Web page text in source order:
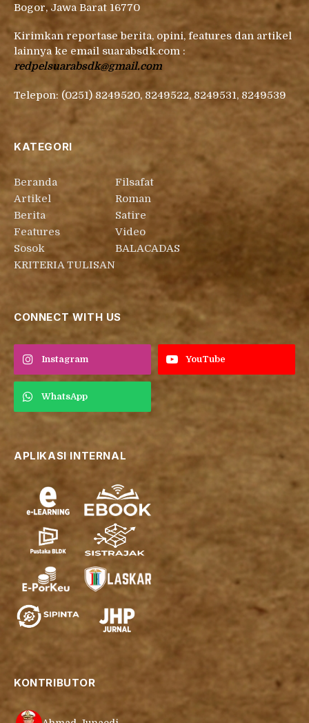
Bogor, Jawa Barat 16770
Kirimkan reportase berita, opini, features dan artikel
lainnya ke email suarabsdk.com :
redpelsuarabsdk@gmail.com
Telepon: (0251) 8249520, 8249522, 8249531, 8249539
KATEGORI
Beranda
Artikel
Berita
Features
Sosok
KRITERIA TULISAN
Filsafat
Roman
Satire
Video
BALACADAS
CONNECT WITH US
Instagram YouTube
WhatsApp
APLIKASI INTERNAL
KONTRIBUTOR